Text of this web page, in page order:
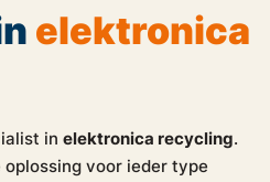
elektronica
in elektronica recycling.
voor ieder type